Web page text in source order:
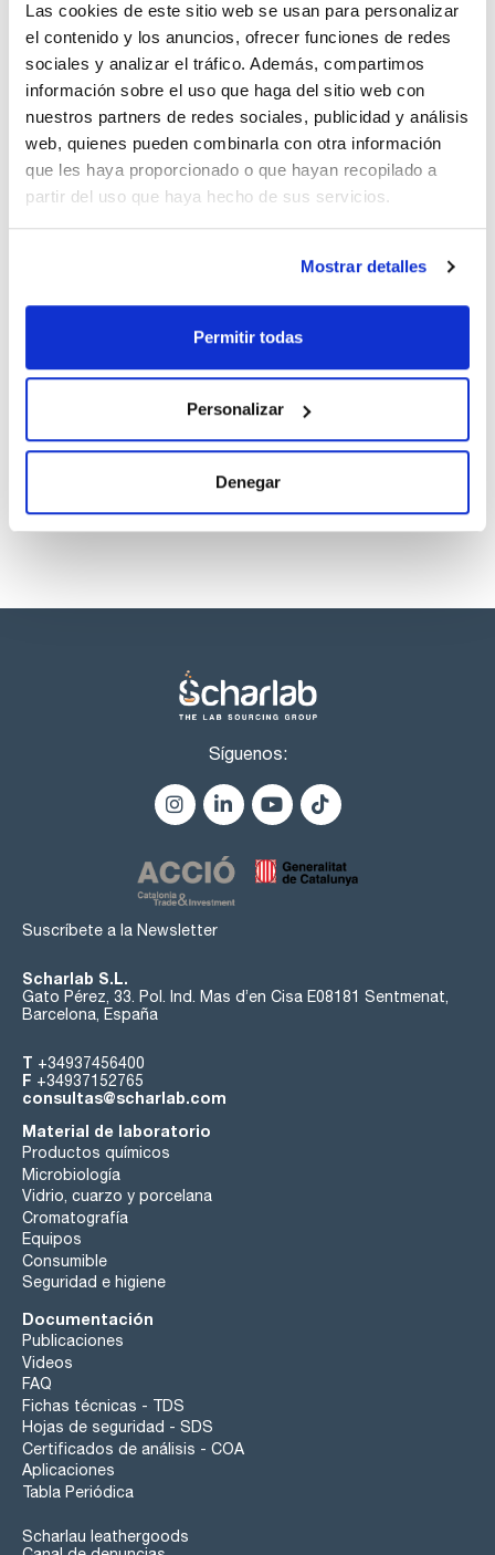
Las cookies de este sitio web se usan para personalizar
el contenido y los anuncios, ofrecer funciones de redes
sociales y analizar el tráfico. Además, compartimos
información sobre el uso que haga del sitio web con
nuestros partners de redes sociales, publicidad y análisis
web, quienes pueden combinarla con otra información
que les haya proporcionado o que hayan recopilado a
partir del uso que haya hecho de sus servicios.
Mostrar detalles
Permitir todas
Personalizar
Denegar
Disolvente
Iso-octane
Envase
Ampoule
Volumen
1 mL
Conc.
100 ug/ml
CAS
[327185-09-1]
Referencia
CBDE691ZT1
Envase
x1mL
Precio
Comprar
Ver stock
Disolvente Envase Volumen
Conc.
10 ug/ml
CAS
[327185-09-1]
BDE6901ZT1
x10mL
Comprar
Síguenos:
Suscríbete a la Newsletter
Scharlab S.L.
Gato Pérez, 33. Pol. Ind. Mas d’en Cisa E08181 Sentmenat,
Barcelona, España
T +34937456400
F +34937152765
consultas@scharlab.com
Material de laboratorio
Productos químicos
Microbiología
Vidrio, cuarzo y porcelana
Cromatografía
Equipos
Consumible
Seguridad e higiene
Documentación
Publicaciones
Videos
FAQ
Fichas técnicas - TDS
Hojas de seguridad - SDS
Certificados de análisis - COA
Aplicaciones
Tabla Periódica
Scharlau leathergoods